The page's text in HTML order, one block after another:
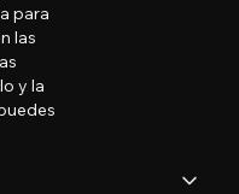
para
las
y la